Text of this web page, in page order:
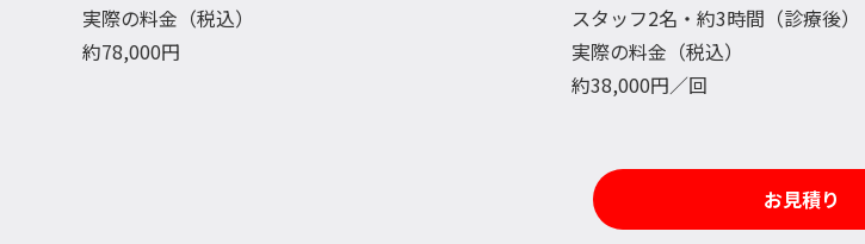
実際の料金（税込）
約78,000円
スタッフ2名・約3時間（診療後）
実際の料金（税込）
約38,000円／回
お見積り